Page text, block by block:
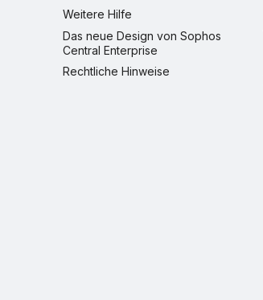
Weitere Hilfe
Das neue Design von Sophos
Central Enterprise
Rechtliche Hinweise